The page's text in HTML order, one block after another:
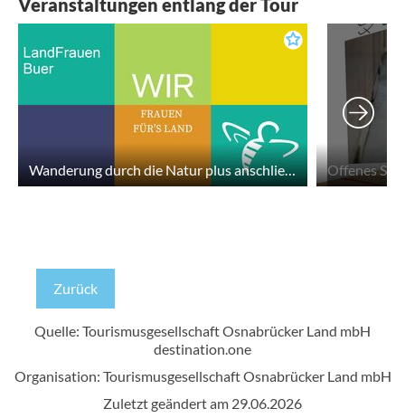
Wanderung durch die Natur plus anschließendes Werkeln Offenes
Zurück
Quelle: Tourismusgesellschaft Osnabrücker Land mbH
destination.one
Organisation: Tourismusgesellschaft Osnabrücker Land mbH
Zuletzt geändert am 29.06.2026